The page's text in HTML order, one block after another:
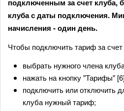
подключенным за счет клуба,
клуба с даты подключения.
начисления - один день.
Чтобы подключить тариф за
выбрать нужного члена
нажать на кнопку "Тарифы"
подключить или отключить
клуба нужный тариф;